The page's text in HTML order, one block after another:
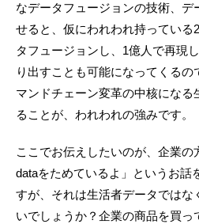
なデータフュージョンの技術、デ
せると、仮にわれわれ持っている
タフュージョンし、1億人で再現
り出すことも可能になってくる
マンドチェーン変革の中核になる
ることが、われわれの強みです。
ここでお伝えしたいのが、企業
dataをためているよ」というお話
すが、それは生活者データではな
いでしょうか？企業の商品を買っ